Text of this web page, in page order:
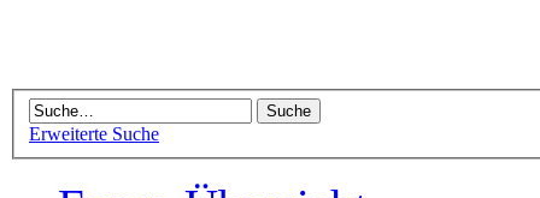
Erweiterte Suche